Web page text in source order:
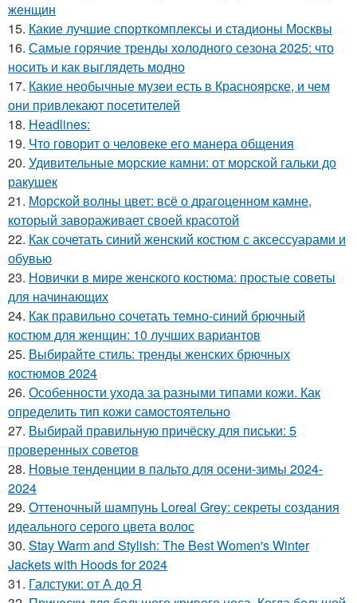
женщин
15. Какие лучшие спорткомплексы и стадионы Москвы
16. Самые горячие тренды холодного сезона 2025: что
носить и как выглядеть модно
17. Какие необычные музеи есть в Красноярске, и чем
они привлекают посетителей
18. Headlines:
19. Что говорит о человеке его манера общения
20. Удивительные морские камни: от морской гальки до
ракушек
21. Морской волны цвет: всё о драгоценном камне,
который завораживает своей красотой
22. Как сочетать синий женский костюм с аксессуарами и
обувью
23. Новички в мире женского костюма: простые советы
для начинающих
24. Как правильно сочетать темно-синий брючный
костюм для женщин: 10 лучших вариантов
25. Выбирайте стиль: тренды женских брючных
костюмов 2024
26. Особенности ухода за разными типами кожи. Как
определить тип кожи самостоятельно
27. Выбирай правильную причёску для письки: 5
проверенных советов
28. Новые тенденции в пальто для осени-зимы 2024-
2024
29. Оттеночный шампунь Loreal Grey: секреты создания
идеального серого цвета волос
30. Stay Warm and Stylish: The Best Women's Winter
Jackets with Hoods for 2024
31. Галстуки: от А до Я